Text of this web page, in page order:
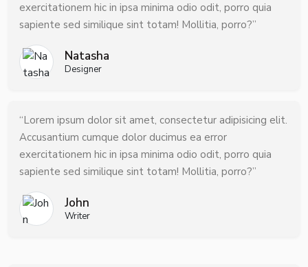
exercitationem hic in ipsa minima odio odit, porro quia
sapiente sed similique sint totam! Mollitia, porro?”
Natasha
Designer
“Lorem ipsum dolor sit amet, consectetur adipisicing elit.
Accusantium cumque dolor ducimus ea error
exercitationem hic in ipsa minima odio odit, porro quia
sapiente sed similique sint totam! Mollitia, porro?”
John
Writer